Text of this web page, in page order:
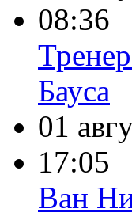
08:36
Бауса
01
17:05
Ван